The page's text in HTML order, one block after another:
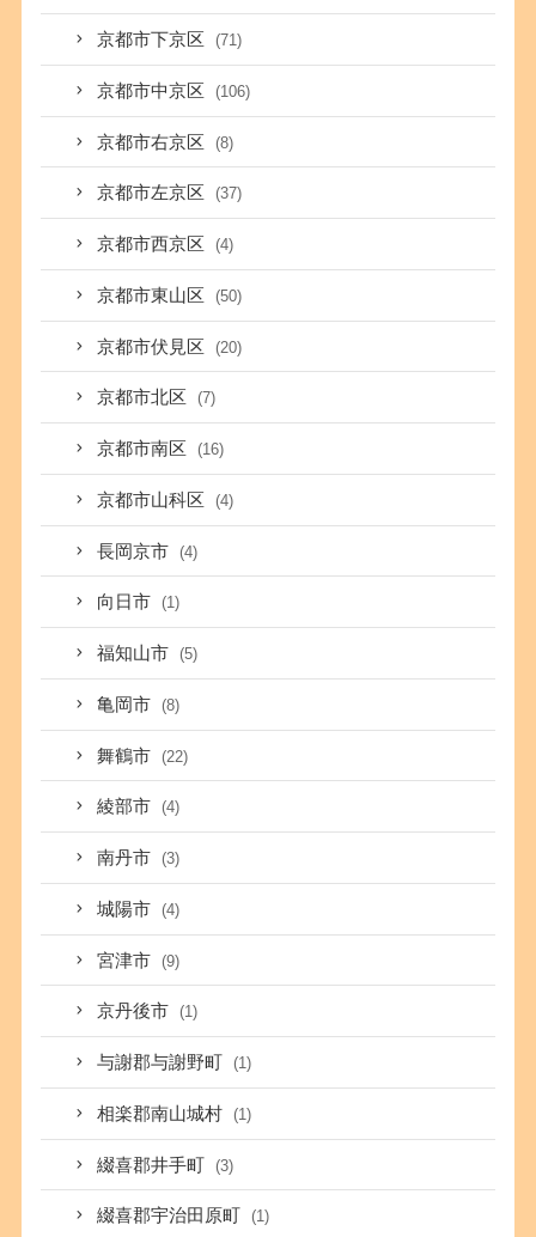
京都市下京区 (71)
京都市中京区 (106)
京都市右京区 (8)
京都市左京区 (37)
京都市西京区 (4)
京都市東山区 (50)
京都市伏見区 (20)
京都市北区 (7)
京都市南区 (16)
京都市山科区 (4)
長岡京市 (4)
向日市 (1)
福知山市 (5)
亀岡市 (8)
舞鶴市 (22)
綾部市 (4)
南丹市 (3)
城陽市 (4)
宮津市 (9)
京丹後市 (1)
与謝郡与謝野町 (1)
相楽郡南山城村 (1)
綴喜郡井手町 (3)
綴喜郡宇治田原町 (1)